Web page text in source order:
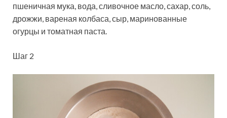
пшеничная мука, вода, сливочное масло, сахар, соль,
дрожжи, вареная колбаса, сыр, маринованные
огурцы и томатная паста.
Шаг 2